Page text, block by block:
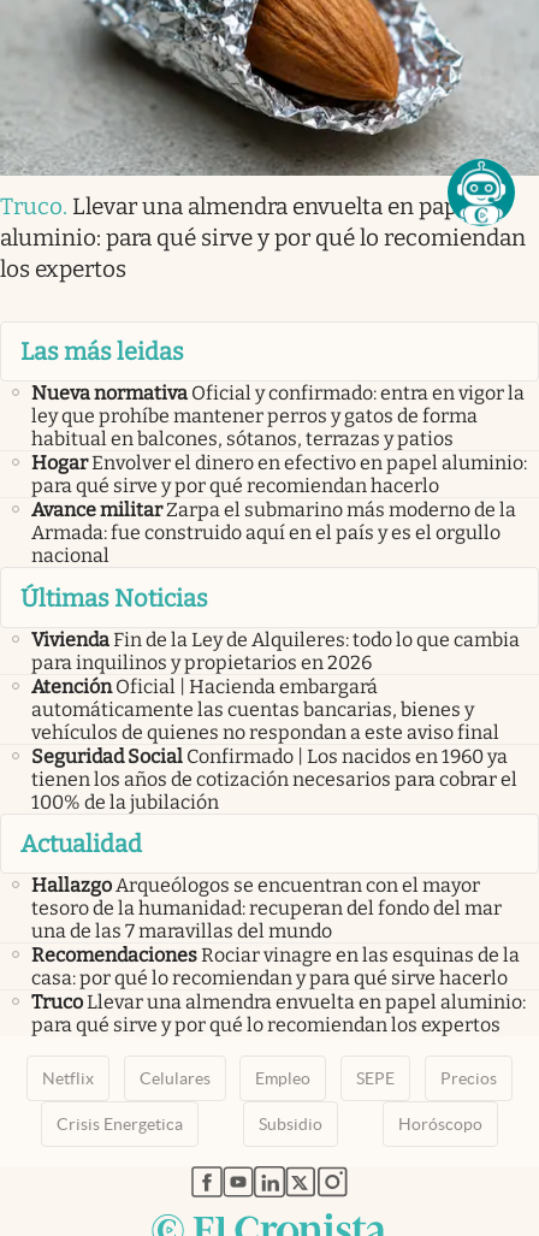
Truco. Llevar una almendra envuelta en papel
aluminio: para qué sirve y por qué lo recomiendan
los expertos
Las más leidas
Nueva normativa Oficial y confirmado: entra en vigor la
ley que prohíbe mantener perros y gatos de forma
habitual en balcones, sótanos, terrazas y patios
HogarEnvolver el dinero en efectivo en papel aluminio:
para qué sirve y por qué recomiendan hacerlo
Avance militarZarpa el submarino más moderno de la
Armada: fue construido aquí en el país y es el orgullo
nacional
Últimas Noticias
ViviendaFin de la Ley de Alquileres: todo lo que cambia
para inquilinos y propietarios en 2026
Atención Oficial | Hacienda embargará
automáticamente las cuentas bancarias, bienes y
vehículos de quienes no respondan a este aviso final
Seguridad Social Confirmado | Los nacidos en 1960 ya
tienen los años de cotización necesarios para cobrar el
100% de la jubilación
Actualidad
HallazgoArqueólogos se encuentran con el mayor
tesoro de la humanidad: recuperan del fondo del mar
una de las 7 maravillas del mundo
RecomendacionesRociar vinagre en las esquinas de la
casa: por qué lo recomiendan y para qué sirve hacerlo
TrucoLlevar una almendra envuelta en papel aluminio:
para qué sirve y por qué lo recomiendan los expertos
Netflix Celulares Empleo SEPE Precios
Crisis Energetica Subsidio Horóscopo
abre en nueva pestaña
abre en nueva pestaña
abre en nueva pestaña
abre en nueva pestaña
abre en nueva pestaña